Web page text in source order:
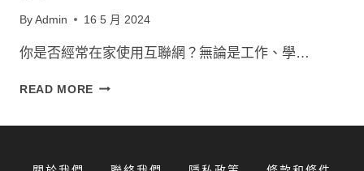
By Admin 16 5 月 2024
你是否經常在家使用互聯網？無論是工作、學…
READ MORE 5G